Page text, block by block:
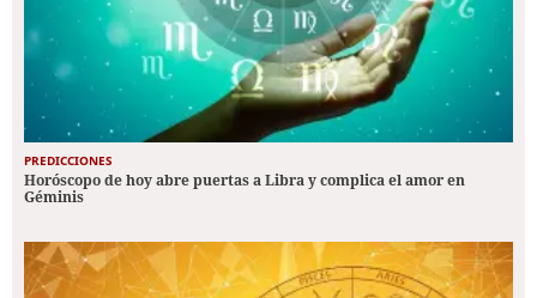
PREDICCIONES
Horóscopo de hoy abre puertas a Libra y complica el amor en
Géminis